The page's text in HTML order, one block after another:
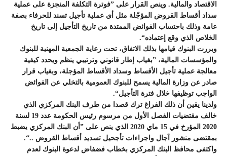
الاقتصاد والمالية. وينص القرار على ”فوترة التكلفة المنجزة على عملية
سداد أقساط القروض المؤجّلة مثل أي عملية تأجيل تسند للحرفاء بصفة
عامة وذلك باحتساب الفوائض الممتدة من تاريخ التأجيل إلى تاريخ
الخلاص الذي وقع إعتماده“.
وبررت البنوك قيامها بذلك الاتفاق، تحت رعاية الجمعية المهنية للبنوك
والمؤسسات المالية، ”بغياب إطار قانوني وترتيبي ينظم ويحدد كيفية
معالجة عملية تأجيل الأقساط وسداد الأقساط المؤجلة، وبغياب قرار
صادر عن وزارة المالية يسمح للبنوك العمومية بالتخلي عن الفوائض
الواجب توظيفها خلال فترة التأجيل“.
ولدينا يقين أن ذلك الفراغ ترك قصدا من طرف البنك المركزي الذي
خالف مقتضيات الفصل الأول من مرسوم رئيس الحكومة عدد 19 لسنة
2020 المؤرخ في 15 ماي 2020 الذي ينص على ”أن البنك المركزي يضبط
بمقتضى منشور آجال واجراءات تأجحيل تسديد أقساط القروض ..“.
واكتفى محافظ البنك المركزي بخطاب فضفاض لدعوة البنوك لعدم